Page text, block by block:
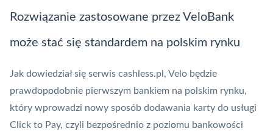
Rozwiązanie zastosowane przez VeloBank
może stać się standardem na polskim rynku
Jak dowiedział się serwis cashless.pl, Velo będzie
prawdopodobnie pierwszym bankiem na polskim rynku,
który wprowadzi nowy sposób dodawania karty do usługi
Click to Pay, czyli bezpośrednio z poziomu bankowości